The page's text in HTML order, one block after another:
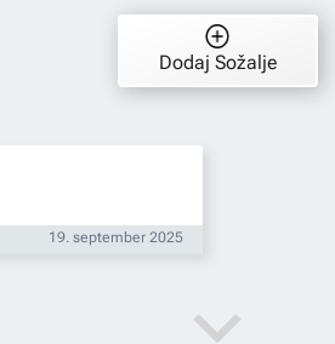
Dodaj Sožalje
19. september 2025